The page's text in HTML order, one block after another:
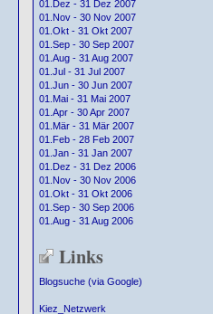
01.Dez - 31 Dez 2007
01.Nov - 30 Nov 2007
01.Okt - 31 Okt 2007
01.Sep - 30 Sep 2007
01.Aug - 31 Aug 2007
01.Jul - 31 Jul 2007
01.Jun - 30 Jun 2007
01.Mai - 31 Mai 2007
01.Apr - 30 Apr 2007
01.Mär - 31 Mär 2007
01.Feb - 28 Feb 2007
01.Jan - 31 Jan 2007
01.Dez - 31 Dez 2006
01.Nov - 30 Nov 2006
01.Okt - 31 Okt 2006
01.Sep - 30 Sep 2006
01.Aug - 31 Aug 2006
Links
Blogsuche (via Google)
Kiez_Netzwerk